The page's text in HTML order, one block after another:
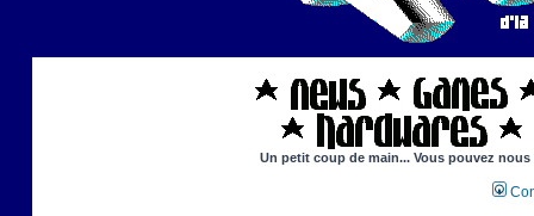
Un petit coup de main... Vous pouvez